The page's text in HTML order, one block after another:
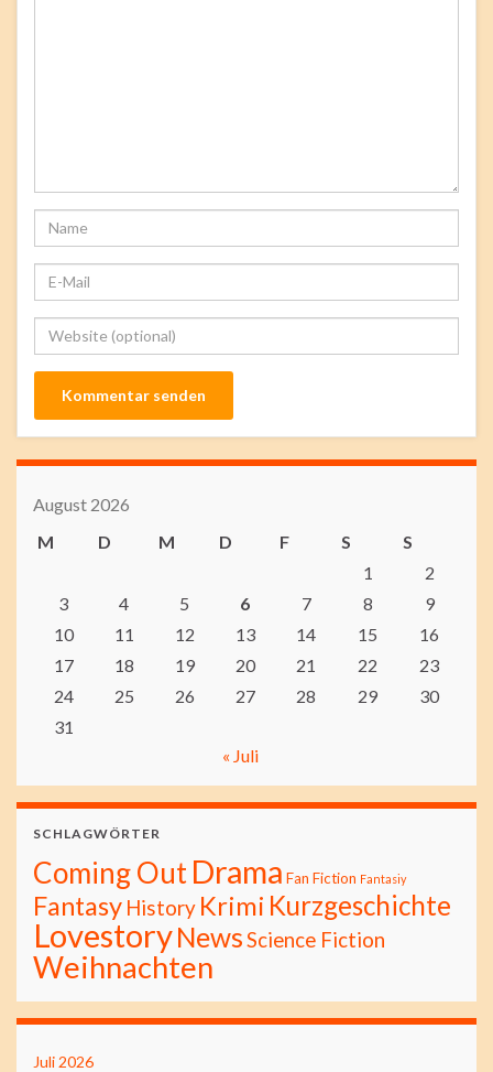
August 2026
M
D M D F S
S
1
2
3
4 5 6 7 8
9
10
11 12 13 14 15
16
17
18 19 20 21 22
23
24
25 26 27 28 29
30
31
« Juli
SCHLAGWÖRTER
Coming OutDrama Fan Fiction Fantasiy
Fantasy History Krimi Kurzgeschichte
LovestoryNewsScience Fiction
Weihnachten
Juli 2026